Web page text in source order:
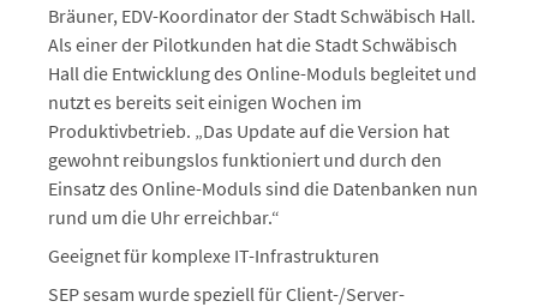
Bräuner, EDV-Koordinator der Stadt Schwäbisch Hall.
Als einer der Pilotkunden hat die Stadt Schwäbisch
Hall die Entwicklung des Online-Moduls begleitet und
nutzt es bereits seit einigen Wochen im
Produktivbetrieb. „Das Update auf die Version hat
gewohnt reibungslos funktioniert und durch den
Einsatz des Online-Moduls sind die Datenbanken nun
rund um die Uhr erreichbar.“
Geeignet für komplexe IT-Infrastrukturen
SEP sesam wurde speziell für Client-/Server-